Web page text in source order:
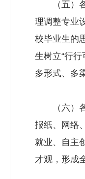
（五）各
理调整专业
校毕业生的
生树立“行
多形式、多
（六）各
报纸、网络
就业、自主
才观，形成